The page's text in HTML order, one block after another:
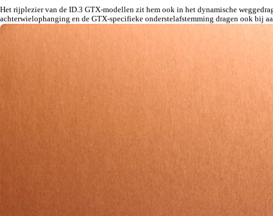
Het rijplezier van de ID.3 GTX-modellen zit hem ook in het dynamische
achterwielophanging en de GTX-specifieke onderstelafstemming dragen ook bij